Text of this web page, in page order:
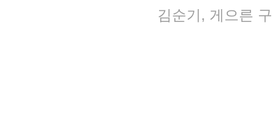
김순기, 게으른